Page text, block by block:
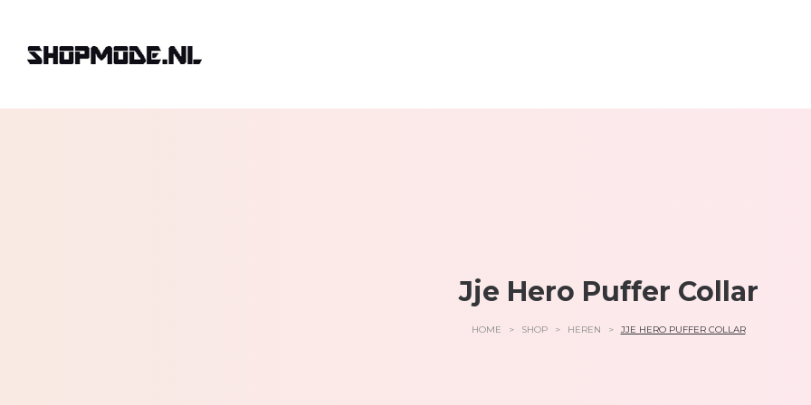
Jje Hero Puffer Collar
HOME > SHOP > HEREN > JJE HERO PUFFER COLLAR